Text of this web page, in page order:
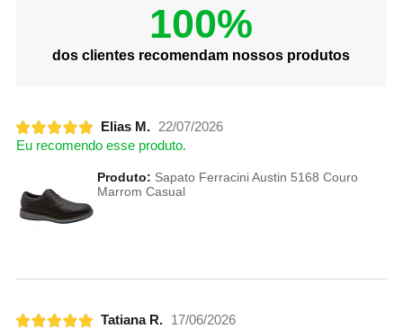
100%
dos clientes recomendam nossos produtos
Elias M.
22/07/2026
Eu recomendo esse produto.
Produto: Sapato Ferracini Austin 5168 Couro
Marrom Casual
Tatiana R.
17/06/2026